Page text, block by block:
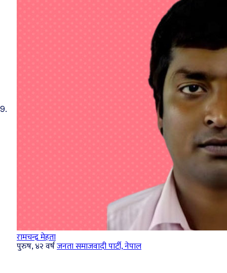
9.
रामचन्द्र मेहता
पुरुष, ४२ वर्षजनता समाजवादी पार्टी, नेपाल